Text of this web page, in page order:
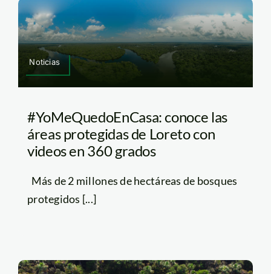
Noticias
#YoMeQuedoEnCasa: conoce las
áreas protegidas de Loreto con
videos en 360 grados
Más de 2 millones de hectáreas de bosques
protegidos [...]